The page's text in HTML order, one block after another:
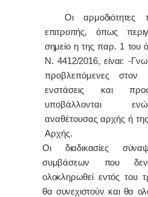
Οι αρμοδιότητες
επιτροπής, όπως
σημείο η της παρ. 1 του
Ν. 4412/2016, είναι: -
προβλεπόμενες στον
ενστάσεις και
υποβάλλονται
αναθέτουσας αρχής ή
Αρχής.
Οι διαδικασίες
συμβάσεων που
ολοκληρωθεί εντός του
θα συνεχιστούν και θα